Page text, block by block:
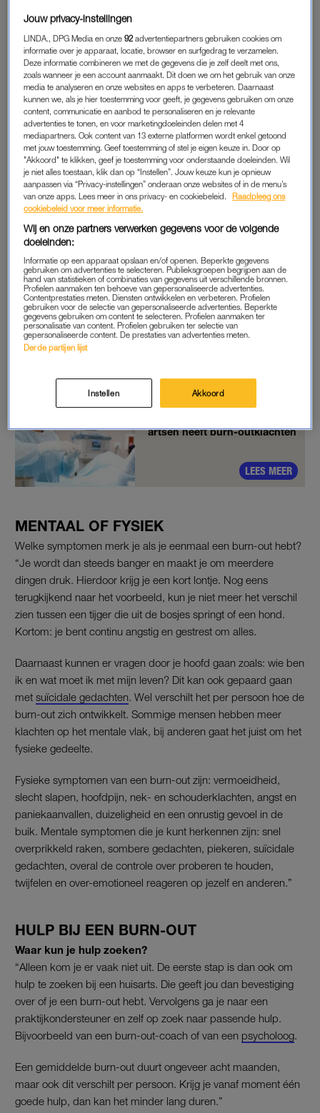
alert en lever je vaak een topprestatie, maar als je adrenaline-
niveau langdurig hoog is – zonder ontspanning – dan wordt er
cortisol aangemaakt. Dat is een stofje dat het lichaam weer in
balans brengt. Als dit langdurig hoog is, krijg je de factoren van
een stressreactie. Terugkomend op het voorbeeld denk je bij
elk bosje dat er een tijger in kan zitten. Hierdoor blijf je
waakzaam.”
Wat gebeurt er met mentaal met je?
“De prefrontale cortex, de voorste hersenkwab, krimpt.
Hierdoor werkt deze niet goed en verandert de
prikkelverwerking. Normaal gesproken verwerkt dit deel alle
prikkels, maar als dat niet lukt komt er heel veel binnen. Zoals
energie van mensen, geluid en licht.
Het tweede dat de cortex regelt, zijn de executieve functies.
Hierbij gaat het om plannen en organiseren. Als dit
achteruitgaat, merk je dat bijvoorbeeld bij het lezen van een
mailtje. Dan moet je dat drie keer lezen en denk je nog: ‘wat
staat hier nou eigenlijk?’ Het komt niet goed binnen en je hebt
Trots op hun baan, maar de
artsen heeft burn-outklachten
LEES MEER
MENTAAL OF FYSIEK
Welke symptomen merk je als je eenmaal een burn-out hebt?
“Je wordt dan steeds banger en maakt je om meerdere
dingen druk. Hierdoor krijg je een kort lontje. Nog eens
terugkijkend naar het voorbeeld, kun je niet meer het verschil
zien tussen een tijger die uit de bosjes springt of een hond.
Kortom: je bent continu angstig en gestrest om alles.
Daarnaast kunnen er vragen door je hoofd gaan zoals: wie ben
ik en wat moet ik met mijn leven? Dit kan ook gepaard gaan
met suïcidale gedachten . Wel verschilt het per persoon hoe de
burn-out zich ontwikkelt. Sommige mensen hebben meer
klachten op het mentale vlak, bij anderen gaat het juist om het
fysieke gedeelte.
Fysieke symptomen van een burn-out zijn: vermoeidheid,
slecht slapen, hoofdpijn, nek- en schouderklachten, angst en
paniekaanvallen, duizeligheid en een onrustig gevoel in de
buik. Mentale symptomen die je kunt herkennen zijn: snel
overprikkeld raken, sombere gedachten, piekeren, suïcidale
gedachten, overal de controle over proberen te houden,
twijfelen en over-emotioneel reageren op jezelf en anderen.”
HULP BIJ EEN BURN-OUT
Waar kun je hulp zoeken?
“Alleen kom je er vaak niet uit. De eerste stap is dan ook om
hulp te zoeken bij een huisarts. Die geeft jou dan bevestiging
over of je een burn-out hebt. Vervolgens ga je naar een
praktijkondersteuner en zelf op zoek naar passende hulp.
Bijvoorbeeld van een burn-out-coach of van een psycholoog
Een gemiddelde burn-out duurt ongeveer acht maanden,
maar ook dit verschilt per persoon. Krijg je vanaf moment één
goede hulp, dan kan het minder lang duren.”
Jouw privacy-instellingen
LINDA., DPG Media en onze92 advertentiepartners gebruiken cookies om
informatie over je apparaat, locatie, browser en surfgedrag te verzamelen.
Deze informatie combineren we met de gegevens die je zelf deelt met ons,
zoals wanneer je een account aanmaakt. Dit doen we om het gebruik van onze
media te analyseren en onze websites en apps te verbeteren. Daarnaast
kunnen we, als je hier toestemming voor geeft, je gegevens gebruiken om onze
content, communicatie en aanbod te personaliseren en je relevante
advertenties te tonen, en voor marketingdoeleinden delen met 4
mediapartners. Ook content van 13 externe platformen wordt enkel getoond
met jouw toestemming. Geef toestemming of stel je eigen keuze in. Door op
"Akkoord" te klikken, geef je toestemming voor onderstaande doeleinden. Wil
je niet alles toestaan, klik dan op “Instellen”. Jouw keuze kun je opnieuw
aanpassen via “Privacy-instellingen” onderaan onze websites of in de menu’s
van onze apps. Lees meer in ons privacy- en cookiebeleid.
Raadpleeg ons
cookiebeleid voor meer informatie.
Wij en onze partners verwerken gegevens voor de volgende
doeleinden:
Informatie op een apparaat opslaan en/of openen. Beperkte gegevens
gebruiken om advertenties te selecteren. Publieksgroepen begrijpen aan de
hand van statistieken of combinaties van gegevens uit verschillende bronnen.
Profielen aanmaken ten behoeve van gepersonaliseerde advertenties.
Contentprestaties meten. Diensten ontwikkelen en verbeteren. Profielen
gebruiken voor de selectie van gepersonaliseerde advertenties. Beperkte
gegevens gebruiken om content te selecteren. Profielen aanmaken ter
personalisatie van content. Profielen gebruiken ter selectie van
gepersonaliseerde content. De prestaties van advertenties meten.
Derde partijen lijst
Instellen Akkoord